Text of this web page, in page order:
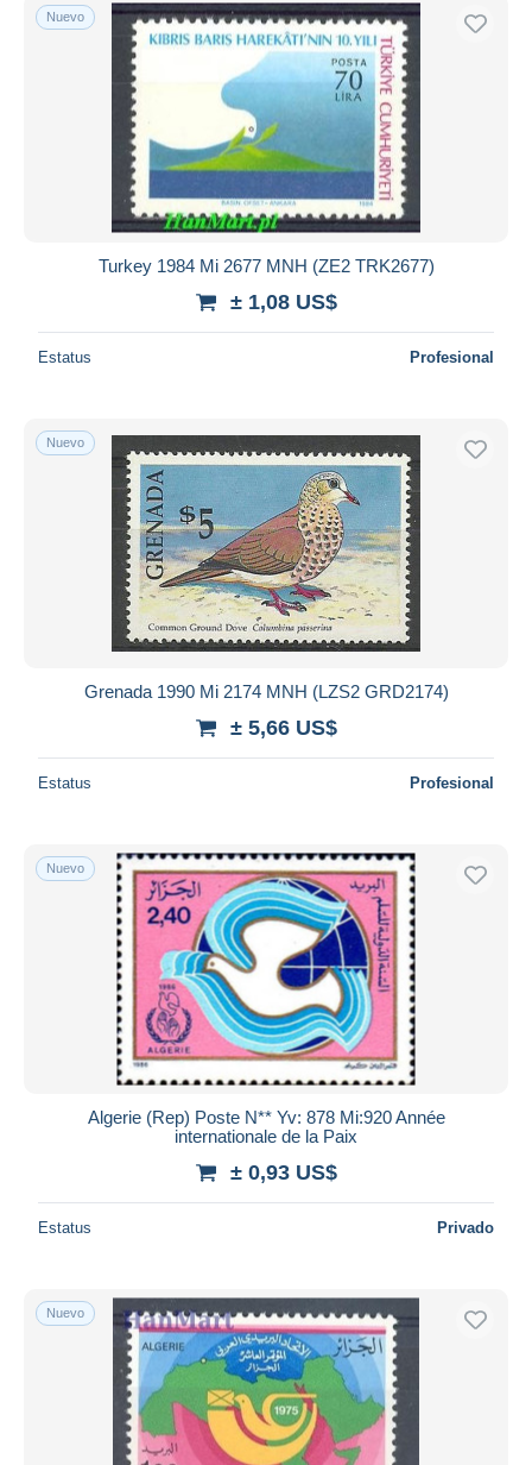
Nuevo
Turkey 1984 Mi 2677 MNH (ZE2 TRK2677)
± 1,08 US$
Estatus Profesional
Nuevo
Grenada 1990 Mi 2174 MNH (LZS2 GRD2174)
± 5,66 US$
Estatus Profesional
Nuevo
Algerie (Rep) Poste N** Yv: 878 Mi:920 Année
internationale de la Paix
± 0,93 US$
Estatus Privado
Nuevo